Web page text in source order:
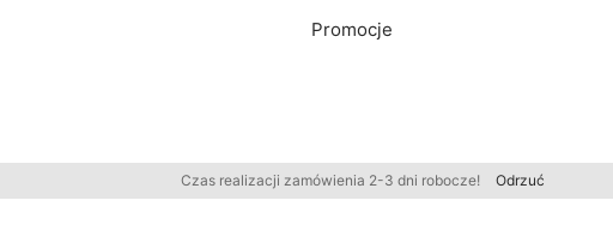
Czas realizacji zamówienia 2-3 dni robocze! Odrzuć
Promocje